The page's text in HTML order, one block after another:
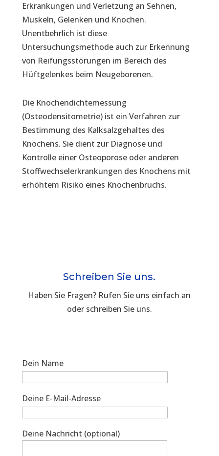
Erkrankungen und Verletzung an Sehnen,
Muskeln, Gelenken und Knochen.
Unentbehrlich ist diese
Untersuchungsmethode auch zur Erkennung
von Reifungsstörungen im Bereich des
Hüftgelenkes beim Neugeborenen.
Die Knochendichtemessung
(Osteodensitometrie) ist ein Verfahren zur
Bestimmung des Kalksalzgehaltes des
Knochens. Sie dient zur Diagnose und
Kontrolle einer Osteoporose oder anderen
Stoffwechselerkrankungen des Knochens mit
erhöhtem Risiko eines Knochenbruchs.
Schreiben Sie uns.
Haben Sie Fragen? Rufen Sie uns einfach an
oder schreiben Sie uns.
Dein Name
Deine E-Mail-Adresse
Deine Nachricht (optional)